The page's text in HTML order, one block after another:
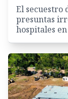
El secuestro
presuntas
hospitales